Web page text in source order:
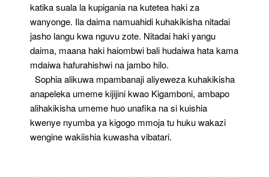
katika suala la kupigania na kutetea haki za
wanyonge. Ila daima namuahidi kuhakikisha nitadai
jasho langu kwa nguvu zote. Nitadai haki yangu
daima, maana haki haiombwi bali hudaiwa hata kama
mdaiwa hafurahishwi na jambo hilo.
Sophia alikuwa mpambanaji aliyeweza kuhakikisha
anapeleka umeme kijijini kwao Kigamboni, ambapo
alihakikisha umeme huo unafika na si kuishia
kwenye nyumba ya kigogo mmoja tu huku wakazi
wengine wakiishia kuwasha vibatari.